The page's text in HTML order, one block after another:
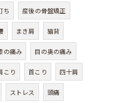
ち 産後の骨盤矯正
まき肩 猫背
の痛み 目の奥の痛み
こり 首こり 四十肩
ストレス 頭痛